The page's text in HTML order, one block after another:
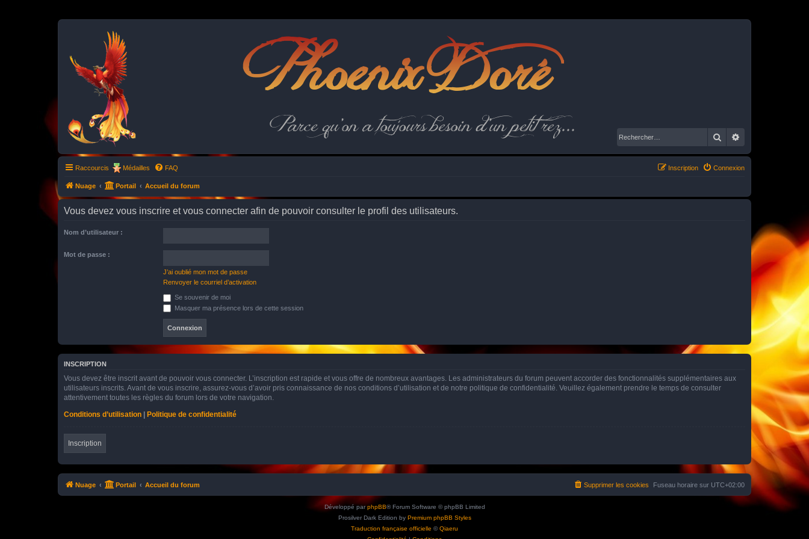
Phoenix Doré
Parce qu'on a toujours besoin d'un petit rez... Rechercher
Raccourcis Médailles FAQ Connexion
Inscription
Nuage Portail Accueil du forum
Vous devez vous inscrire et vous connecter afin de pouvoir consulter le profil des utilisateurs.
Nom d’utilisateur :
Mot de passe :
J’ai oublié mon mot de passe
Renvoyer le courriel d’activation
Se souvenir de moi
Masquer ma présence lors de cette session
INSCRIPTION
Vous devez être inscrit avant de pouvoir vous connecter. L’inscription est rapide et vous offre de nombreux avantages. Les administrateurs du forum peuvent accorder des fonctionnalités supplémentaires aux
utilisateurs inscrits. Avant de vous inscrire, assurez-vous d’avoir pris connaissance de nos conditions d’utilisation et de notre politique de confidentialité. Veuillez également prendre le temps de consulter
attentivement toutes les règles du forum lors de votre navigation.
Conditions d’utilisation | Politique de confidentialité
Inscription
Nuage Portail Accueil du forum Fuseau horaire sur UTC+02:00
Supprimer les cookies
Développé parphpBB® Forum Software © phpBB Limited
Prosilver Dark Edition by Premium phpBB Styles
Traduction française officielle ©Qiaeru